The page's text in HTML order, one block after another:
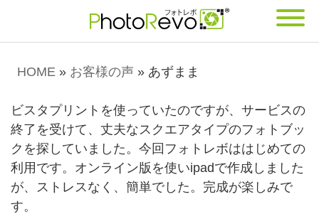
HOME » お客様の声 » あずまま
ビスタプリントを使っていたのですが、サービスの
終了を受けて、丈夫なスクエアタイプのフォトブッ
クを探していました。今回フォトレボははじめての
利用です。オンライン版を使いipadで作成しました
が、ストレスなく、簡単でした。完成が楽しみで
す。